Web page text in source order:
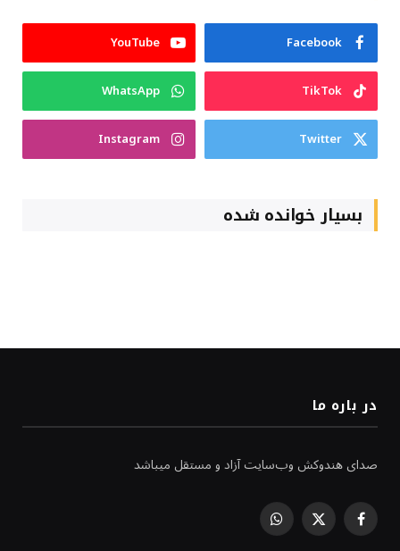
Facebook
YouTube
TikTok
WhatsApp
Twitter
Instagram
بسیار خوانده شده
در باره ما
صدای هندوکش وب‌سایت آزاد و مستقل میباشد
Facebook
X
WhatsApp